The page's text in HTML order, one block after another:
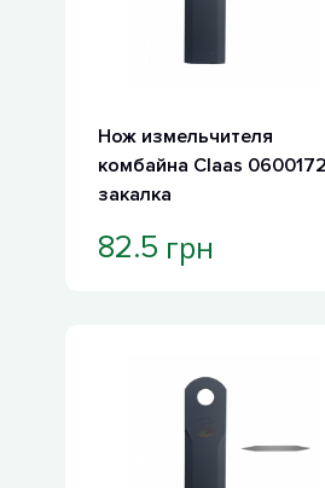
Нож измельчителя
комбайна Claas 0600172
закалка
82.5 грн